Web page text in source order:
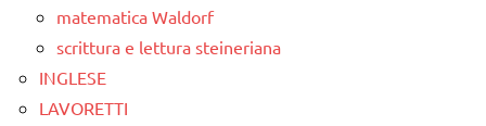
matematica Waldorf
scrittura e lettura steineriana
INGLESE
LAVORETTI